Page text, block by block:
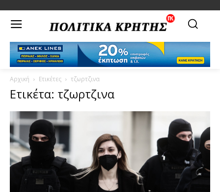
Αρχική Ετικέτες τζωρτζινα
Ετικέτα: τζωρτζινα